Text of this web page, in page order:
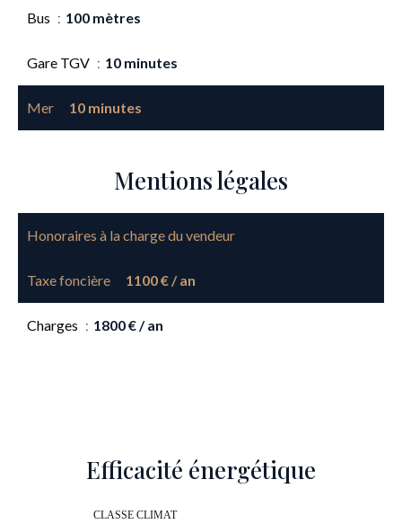
Bus 100 mètres
Gare TGV 10 minutes
Mer 10 minutes
Mentions légales
Honoraires à la charge du vendeur
Taxe foncière 1100 € / an
Charges 1800 € / an
Efficacité énergétique